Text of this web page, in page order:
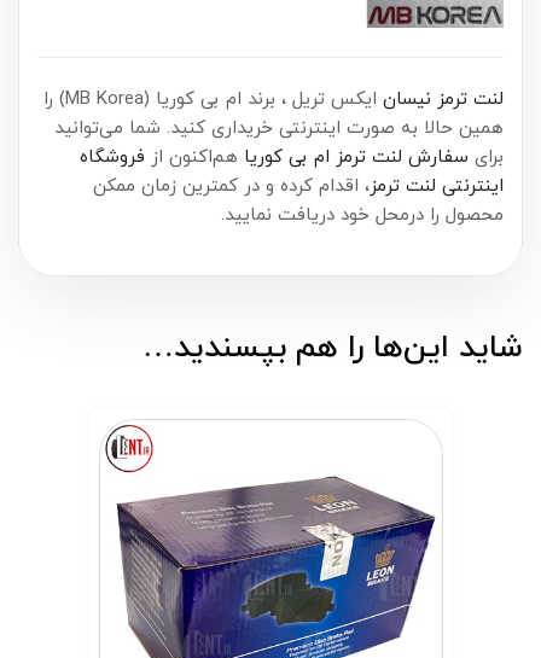
لنت ترمز نیسان
ایکس تریل ، برند ام بی کوریا (MB Korea) را
همین حالا به صورت اینترنتی خریداری کنید. شما می‌توانید
برای سفارش لنت ترمز ام بی کوریا هم‌اکنون از فروشگاه
اینترنتی لنت ترمز، اقدام کرده و در کمترین زمان ممکن
محصول را درمحل خود دریافت نمایید.
شاید این‌ها را هم بپسندید…